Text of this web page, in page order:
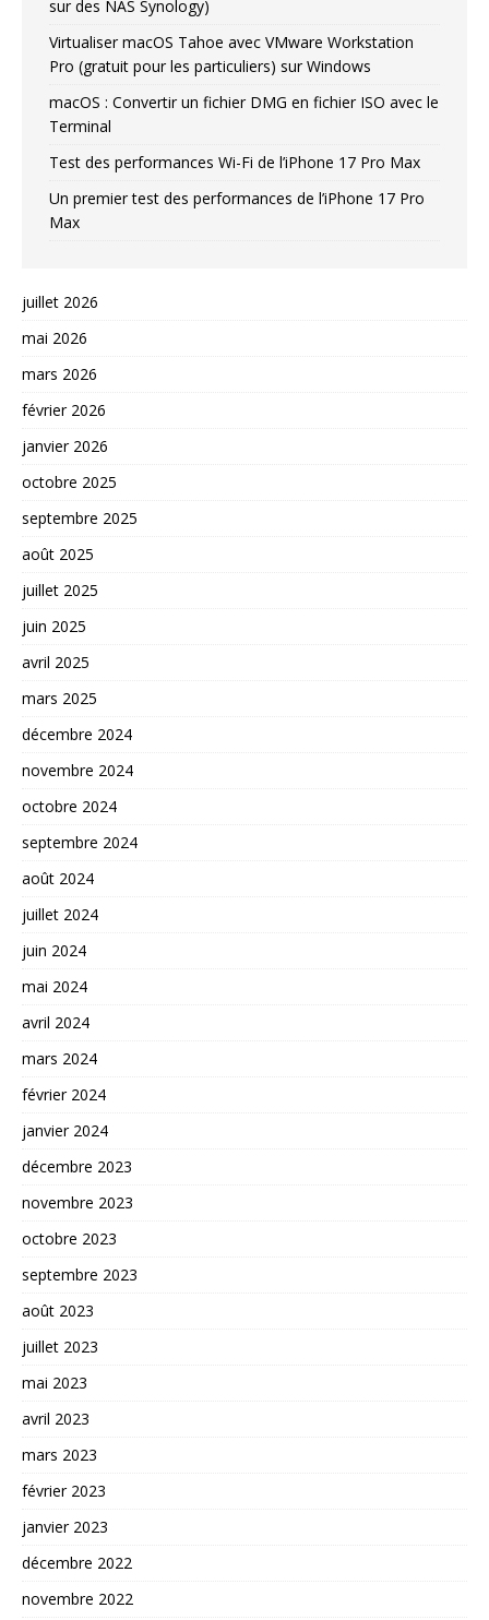
sur des NAS Synology)
Virtualiser macOS Tahoe avec VMware Workstation
Pro (gratuit pour les particuliers) sur Windows
macOS : Convertir un fichier DMG en fichier ISO avec le
Terminal
Test des performances Wi-Fi de l’iPhone 17 Pro Max
Un premier test des performances de l’iPhone 17 Pro
Max
juillet 2026
mai 2026
mars 2026
février 2026
janvier 2026
octobre 2025
septembre 2025
août 2025
juillet 2025
juin 2025
avril 2025
mars 2025
décembre 2024
novembre 2024
octobre 2024
septembre 2024
août 2024
juillet 2024
juin 2024
mai 2024
avril 2024
mars 2024
février 2024
janvier 2024
décembre 2023
novembre 2023
octobre 2023
septembre 2023
août 2023
juillet 2023
mai 2023
avril 2023
mars 2023
février 2023
janvier 2023
décembre 2022
novembre 2022